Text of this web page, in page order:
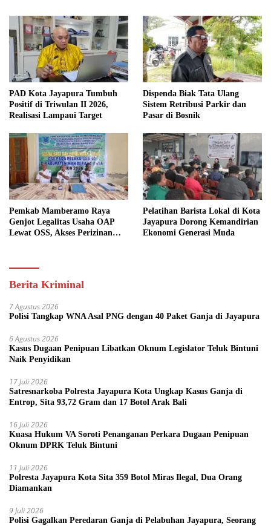
PAD Kota Jayapura Tumbuh
Positif di Triwulan II 2026,
Realisasi Lampaui Target
Dispenda Biak Tata Ulang
Sistem Retribusi Parkir dan
Pasar di Bosnik
Pemkab Mamberamo Raya
Genjot Legalitas Usaha OAP
Lewat OSS, Akses Perizinan
Pelatihan Barista Lokal di Kota
Jayapura Dorong Kemandirian
Ekonomi Generasi Muda
Berita Kriminal
7 Agustus 2026
Polisi Tangkap WNA Asal PNG dengan 40 Paket Ganja di Jayapura
6 Agustus 2026
Kasus Dugaan Penipuan Libatkan Oknum Legislator Teluk Bintuni
Naik Penyidikan
17 Juli 2026
Satresnarkoba Polresta Jayapura Kota Ungkap Kasus Ganja di
Entrop, Sita 93,72 Gram dan 17 Botol Arak Bali
16 Juli 2026
Kuasa Hukum VA Soroti Penanganan Perkara Dugaan Penipuan
Oknum DPRK Teluk Bintuni
11 Juli 2026
Polresta Jayapura Kota Sita 359 Botol Miras Ilegal, Dua Orang
Diamankan
9 Juli 2026
Polisi Gagalkan Peredaran Ganja di Pelabuhan Jayapura, Seorang